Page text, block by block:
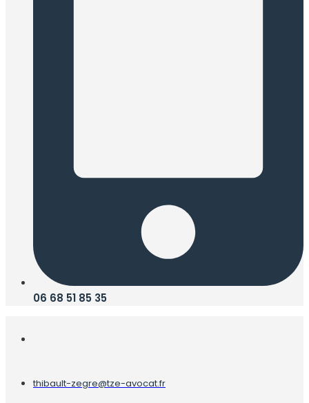
06 68 51 85 35
thibault-zegre@tze-avocat.fr